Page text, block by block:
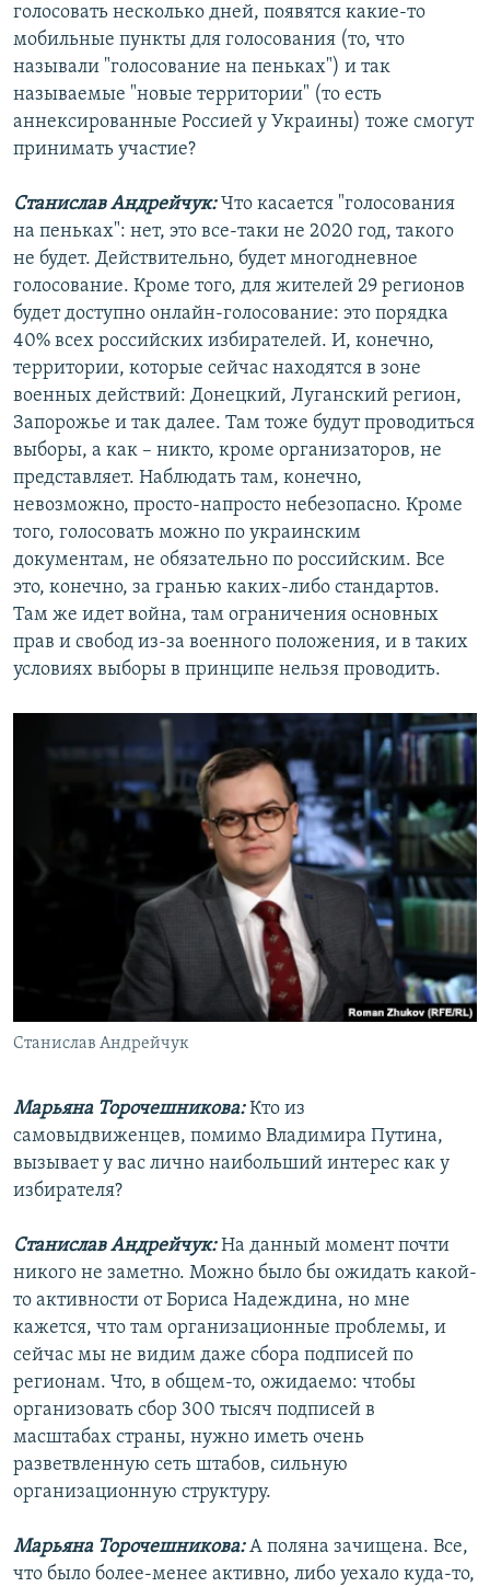
голосовать несколько дней, появятся какие-то
мобильные пункты для голосования (то, что
называли "голосование на пеньках") и так
называемые "новые территории" (то есть
аннексированные Россией у Украины) тоже смогут
принимать участие?
Станислав Андрейчук:Что касается "голосования
на пеньках": нет, это все-таки не 2020 год, такого
не будет. Действительно, будет многодневное
голосование. Кроме того, для жителей 29 регионов
будет доступно онлайн-голосование: это порядка
40% всех российских избирателей. И, конечно,
территории, которые сейчас находятся в зоне
военных действий: Донецкий, Луганский регион,
Запорожье и так далее. Там тоже будут проводиться
выборы, а как – никто, кроме организаторов, не
представляет. Наблюдать там, конечно,
невозможно, просто-напросто небезопасно. Кроме
того, голосовать можно по украинским
документам, не обязательно по российским. Все
это, конечно, за гранью каких-либо стандартов.
Там же идет война, там ограничения основных
прав и свобод из-за военного положения, и в таких
условиях выборы в принципе нельзя проводить.
Станислав Андрейчук
Марьяна Торочешникова:Кто из
самовыдвиженцев, помимо Владимира Путина,
вызывает у вас лично наибольший интерес как у
избирателя?
Станислав Андрейчук:На данный момент почти
никого не заметно. Можно было бы ожидать какой-
то активности от Бориса Надеждина, но мне
кажется, что там организационные проблемы, и
сейчас мы не видим даже сбора подписей по
регионам. Что, в общем-то, ожидаемо: чтобы
организовать сбор 300 тысяч подписей в
масштабах страны, нужно иметь очень
разветвленную сеть штабов, сильную
организационную структуру.
Марьяна Торочешникова:А поляна зачищена. Все,
что было более-менее активно, либо уехало куда-то,